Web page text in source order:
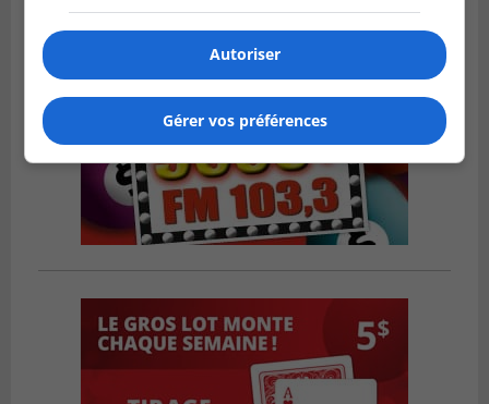
Autoriser
Gérer vos préférences